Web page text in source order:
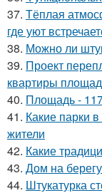
37. Тёплая
где уют
38. Можно ли
39. Проект
квартиры
40. Площадь -
41. Какие парки
жители
42. Какие
43. Дом на
44. Штукатурка